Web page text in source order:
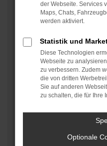
Persönliche Daten
der Webseite. Services
Maps, Chats,
werden aktiviert.
Statistik und
Diese Technologien
Webseite zu
zu verbessern. Zudem
die von dritten
Sie auf anderen
zu schalten, die für Ihre
Optionale